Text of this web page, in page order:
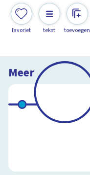
favoriet tekst toevoegen
Meer